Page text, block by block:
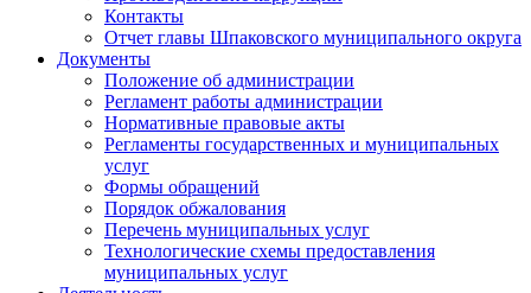
Контакты
Отчет главы Шпаковского муниципального округа
Документы
Положение об администрации
Регламент работы администрации
Нормативные правовые акты
Регламенты государственных и муниципальных
услуг
Формы обращений
Порядок обжалования
Перечень муниципальных услуг
Технологические схемы предоставления
муниципальных услуг